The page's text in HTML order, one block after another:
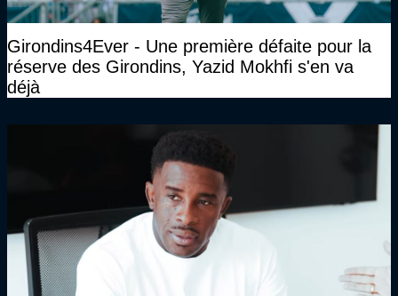
Girondins4Ever - Une première défaite pour la
réserve des Girondins, Yazid Mokhfi s'en va
déjà